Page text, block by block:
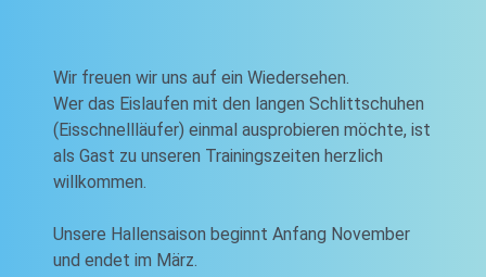
Wir freuen wir uns auf ein Wiedersehen.
Wer das Eislaufen mit den langen Schlittschuhen
(Eisschnellläufer) einmal ausprobieren möchte, ist
als Gast zu unseren Trainingszeiten herzlich
willkommen.
Unsere Hallensaison beginnt Anfang November
und endet im März.